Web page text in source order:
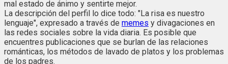
mal estado de ánimo y sentirte mejor.
La descripción del perfil lo dice todo: "La risa es nuestro
lenguaje", expresado a través de memes y divagaciones en
las redes sociales sobre la vida diaria. Es posible que
encuentres publicaciones que se burlan de las relaciones
románticas, los métodos de lavado de platos y los problemas
de los padres.